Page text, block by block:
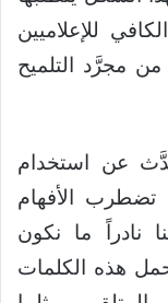
للإعلاميين
مجرَّد التلميح
عن استخدام
تضطرب الأفهام
نادراً ما نكون
هذه الكلمات